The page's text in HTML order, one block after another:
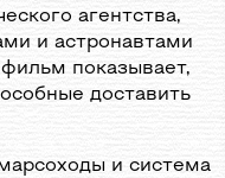
агентства,
и астронавтами
показывает,
доставить
и система